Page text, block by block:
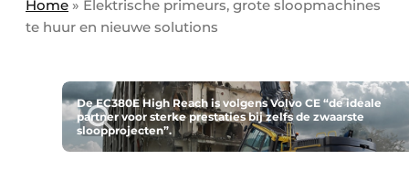
Contact
Evenement aanmelden
Meest gelezen
Nieuwsbrief
Home » Elektrische primeurs, grote sloopmachines
te huur en nieuwe solutions
De EC380E High Reach is volgens Volvo CE “de ideale
partner voor sterke prestaties bij zelfs de zwaarste
sloopprojecten”.